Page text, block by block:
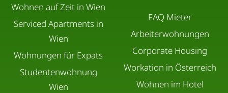
Wohnen auf Zeit in Wien
Serviced Apartments in
Wien
Wohnungen für Expats
Studentenwohnung
Wien
FAQ Mieter
Arbeiterwohnungen
Corporate Housing
Workation in Österreich
Wohnen im Hotel